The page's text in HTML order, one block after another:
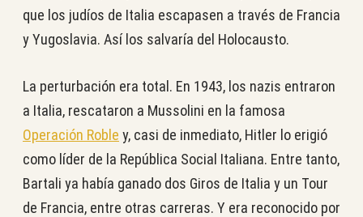
que los judíos de Italia escapasen a través de Francia
y Yugoslavia. Así los salvaría del Holocausto.
La perturbación era total. En 1943, los nazis entraron
a Italia, rescataron a Mussolini en la famosa
Operación Roble y, casi de inmediato, Hitler lo erigió
como líder de la República Social Italiana. Entre tanto,
Bartali ya había ganado dos Giros de Italia y un Tour
de Francia, entre otras carreras. Y era reconocido por